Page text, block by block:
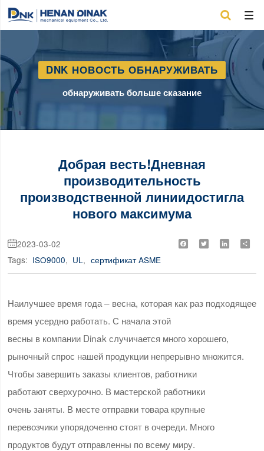

DNK НОВОСТЬ ОБНАРУЖИВАТЬ
обнаруживать больше сказание
Добрая весть!Дневная
производительность
производственной линиидостигла
нового максимума
2023-03-02
Tags: ISO9000, UL, сертификат ASME
Facebook Twitter LinkedIn
Наилучшее время года – весна, которая как раз подходящее
время усердно работать. С начала этой
весны в компании Dinak случичается много хорошего,
рыночный спрос нашей продукции непрерывно множится.
Чтобы завершить заказы клиентов, работники
работают сверхурочно. В мастерской работники
очень заняты. В месте отправки товара крупные
перевозчики упорядоченно стоят в очереди. Много
продуктов будут отправленны по всему миру.